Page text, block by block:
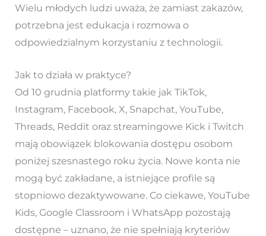
Wielu młodych ludzi uważa, że zamiast zakazów,
potrzebna jest edukacja i rozmowa o
odpowiedzialnym korzystaniu z technologii.
Jak to działa w praktyce?
Od 10 grudnia platformy takie jak TikTok,
Instagram, Facebook, X, Snapchat, YouTube,
Threads, Reddit oraz streamingowe Kick i Twitch
mają obowiązek blokowania dostępu osobom
poniżej szesnastego roku życia. Nowe konta nie
mogą być zakładane, a istniejące profile są
stopniowo dezaktywowane. Co ciekawe, YouTube
Kids, Google Classroom i WhatsApp pozostają
dostępne – uznano, że nie spełniają kryteriów